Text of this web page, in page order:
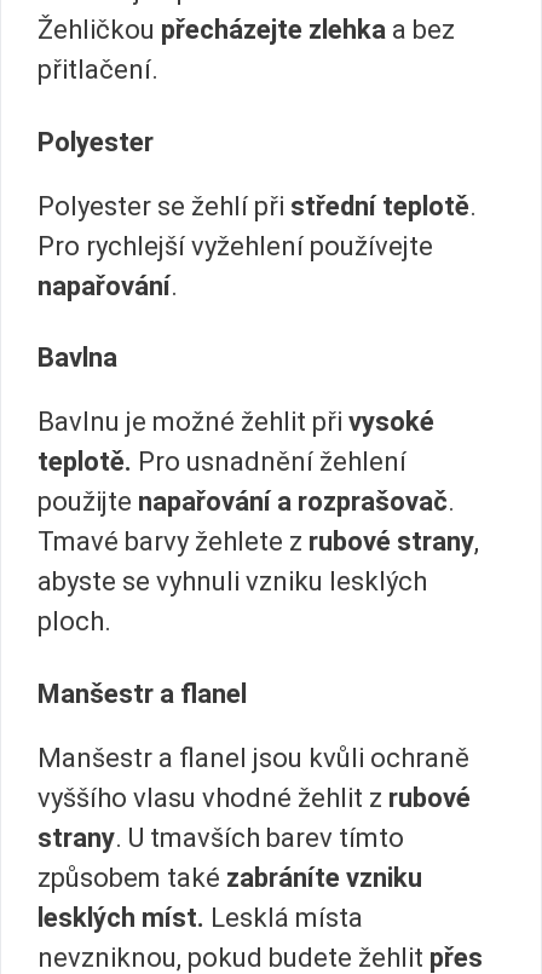
Žehličkou přecházejte zlehka a bez
přitlačení.
Polyester
Polyester se žehlí při střední teplotě.
Pro rychlejší vyžehlení používejte
napařování.
Bavlna
Bavlnu je možné žehlit při vysoké
teplotě. Pro usnadnění žehlení
použijte napařování a rozprašovač.
Tmavé barvy žehlete z rubové strany,
abyste se vyhnuli vzniku lesklých
ploch.
Manšestr a flanel
Manšestr a flanel jsou kvůli ochraně
vyššího vlasu vhodné žehlit z rubové
strany. U tmavších barev tímto
způsobem také zabráníte vzniku
lesklých míst. Lesklá místa
nevzniknou, pokud budete žehlit přes